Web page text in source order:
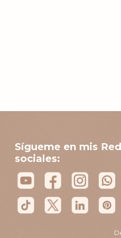
Sígueme en mis
sociales: